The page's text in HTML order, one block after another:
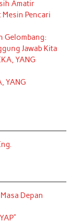
Amatir
Mesin Pencari
Gelombang:
Jawab Kita
YANG
YANG
Depan